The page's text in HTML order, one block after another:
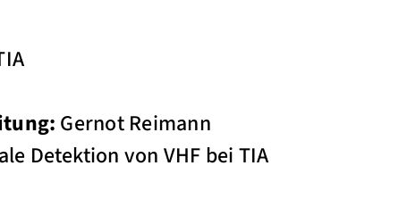
Gernot Reimann
Detektion von VHF bei TIA